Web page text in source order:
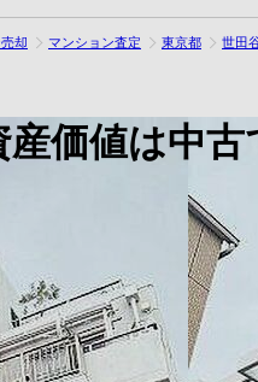
却 マンション査定 東京都 世田
産価値は中